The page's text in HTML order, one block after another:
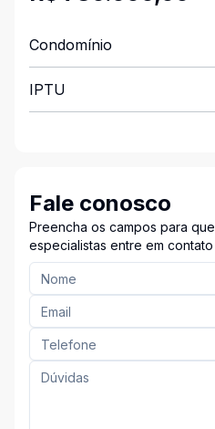
Condomínio
IPTU
Fale conosco
Preencha os campos para
especialistas entre em contato